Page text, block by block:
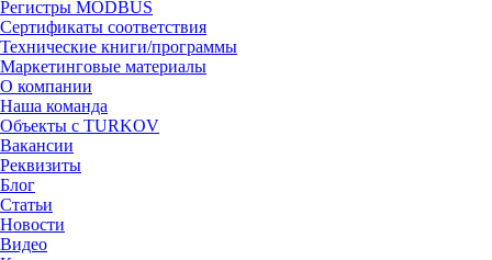
Регистры MODBUS
Сертификаты соответствия
Технические книги/программы
Маркетинговые материалы
О компании
Наша команда
Объекты с TURKOV
Вакансии
Реквизиты
Блог
Статьи
Новости
Видео